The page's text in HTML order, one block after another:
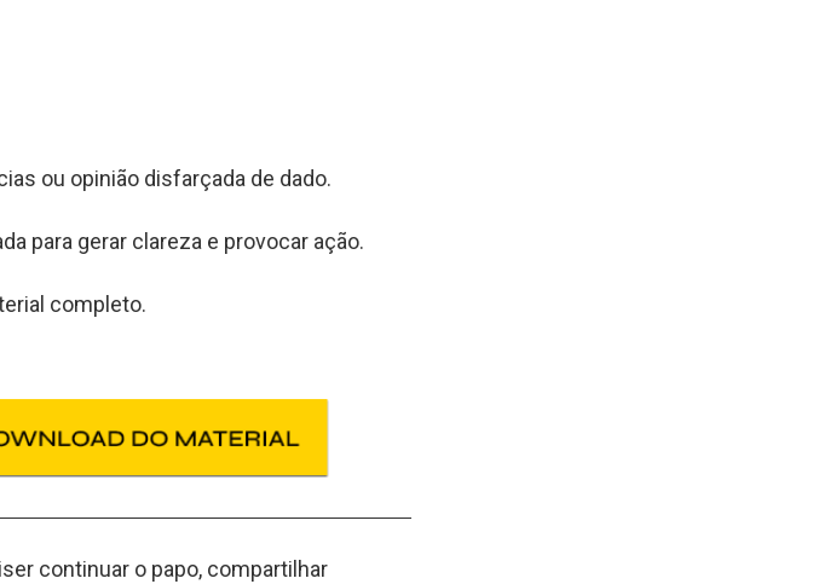
ou opinião disfarçada de dado.
para gerar clareza e provocar ação.
completo.
continuar o papo, compartilhar